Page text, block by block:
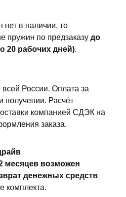
нет в наличии, то
пружин по предзаказудо
20 рабочих дней).
всей России. Оплата за
получении. Расчёт
компанией СДЭК на
заказа.
месяцев возможен
денежных средств
комплекта.